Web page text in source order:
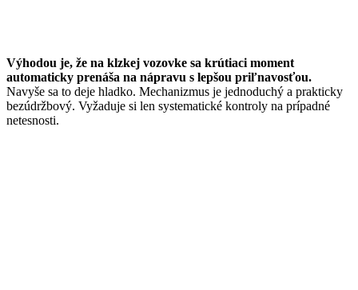
Výhodou je, že na klzkej vozovke sa krútiaci moment
automaticky prenáša na nápravu s lepšou priľnavosťou.
Navyše sa to deje hladko. Mechanizmus je jednoduchý a prakticky
bezúdržbový. Vyžaduje si len systematické kontroly na prípadné
netesnosti.